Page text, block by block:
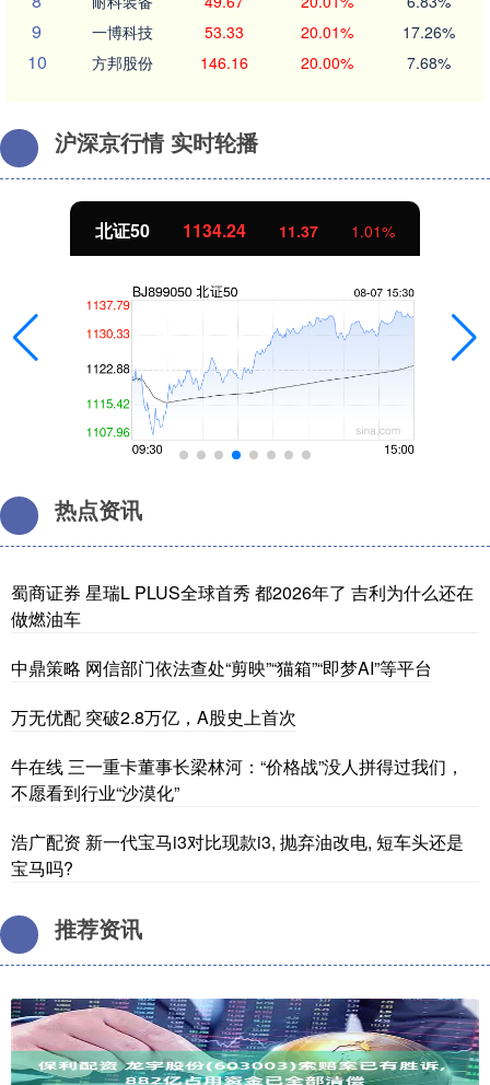
9 一博科技 53.33 20.01% 17.26%
10 方邦股份 146.16 20.00% 7.68%
沪深京行情 实时轮播
北证50 1134.24 11.37 1.01%
热点资讯
蜀商证券 星瑞L PLUS全球首秀 都2026年了 吉利为什么还在
做燃油车
中鼎策略 网信部门依法查处“剪映”“猫箱”“即梦AI”等平台
万无优配 突破2.8万亿，A股史上首次
牛在线 三一重卡董事长梁林河：“价格战”没人拼得过我们，
不愿看到行业“沙漠化”
浩广配资 新一代宝马i3对比现款i3, 抛弃油改电, 短车头还是
宝马吗?
推荐资讯